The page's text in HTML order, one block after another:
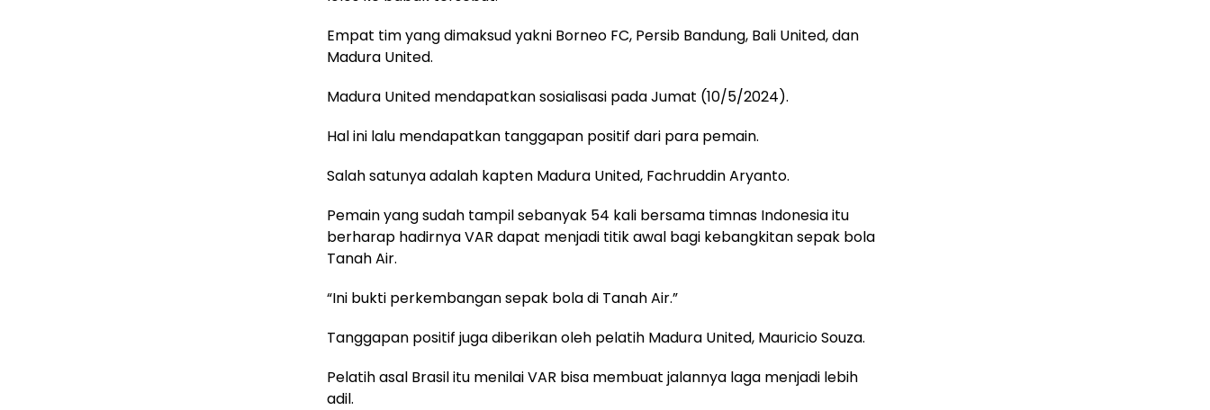
Empat tim yang dimaksud yakni Borneo FC, Persib Bandung, Bali United, dan
Madura United.
Madura United mendapatkan sosialisasi pada Jumat (10/5/2024).
Hal ini lalu mendapatkan tanggapan positif dari para pemain.
Salah satunya adalah kapten Madura United, Fachruddin Aryanto.
Pemain yang sudah tampil sebanyak 54 kali bersama timnas Indonesia itu
berharap hadirnya VAR dapat menjadi titik awal bagi kebangkitan sepak bola
Tanah Air.
“Ini bukti perkembangan sepak bola di Tanah Air.”
Tanggapan positif juga diberikan oleh pelatih Madura United, Mauricio Souza.
Pelatih asal Brasil itu menilai VAR bisa membuat jalannya laga menjadi lebih
adil.